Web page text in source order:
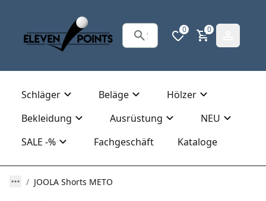
0 0
Schläger Beläge
Hölzer
Bekleidung
Ausrüstung
NEU
SALE -%
Fachgeschäft Kataloge
JOOLA Shorts METO